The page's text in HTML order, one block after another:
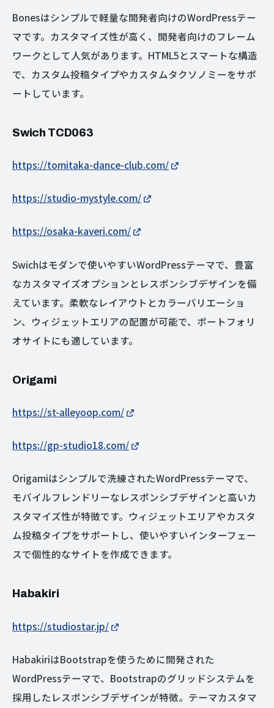
Bonesはシンプルで軽量な開発者向けのWordPressテー
マです。カスタマイズ性が高く、開発者向けのフレーム
ワークとして人気があります。HTML5とスマートな構造
で、カスタム投稿タイプやカスタムタクソノミーをサポ
ートしています。
Swich TCD063
https://tomitaka-dance-club.com/
https://studio-mystyle.com/
https://osaka-kaveri.com/
Swichはモダンで使いやすいWordPressテーマで、豊富
なカスタマイズオプションとレスポンシブデザインを備
えています。柔軟なレイアウトとカラーバリエーショ
ン、ウィジェットエリアの配置が可能で、ポートフォリ
オサイトにも適しています。
Origami
https://st-alleyoop.com/
https://gp-studio18.com/
Origamiはシンプルで洗練されたWordPressテーマで、
モバイルフレンドリーなレスポンシブデザインと高いカ
スタマイズ性が特徴です。ウィジェットエリアやカスタ
ム投稿タイプをサポートし、使いやすいインターフェー
スで個性的なサイトを作成できます。
Habakiri
https://studiostar.jp/
HabakiriはBootstrapを使うために開発された
WordPressテーマで、Bootstrapのグリッドシステムを
採用したレスポンシブデザインが特徴。テーマカスタマ